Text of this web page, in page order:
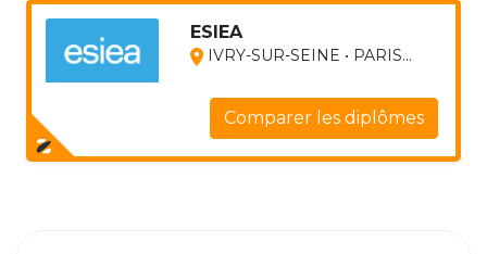
ESIEA
IVRY-SUR-SEINE • PARIS...
Comparer les diplômes